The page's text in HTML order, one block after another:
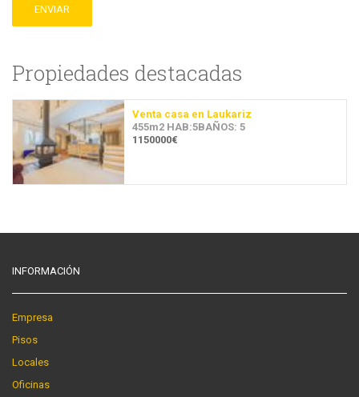
ENVIAR
Propiedades destacadas
Venta casa en Laukariz
455m2 HAB:5BAÑOS: 5
1150000€
INFORMACIÓN
Empresa
Pisos
Locales
Oficinas